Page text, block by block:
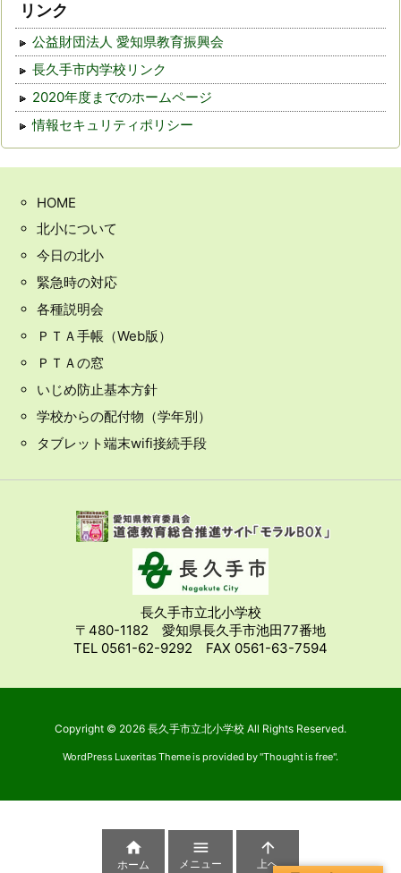
リンク
公益財団法人 愛知県教育振興会
長久手市内学校リンク
2020年度までのホームページ
情報セキュリティポリシー
HOME
北小について
今日の北小
緊急時の対応
各種説明会
ＰＴＡ手帳（Web版）
ＰＴＡの窓
いじめ防止基本方針
学校からの配付物（学年別）
タブレット端末wifi接続手段
長久手市立北小学校
〒480-1182 愛知県長久手市池田77番地
TEL 0561-62-9292 FAX 0561-63-7594
Copyright © 2026 長久手市立北小学校 All Rights Reserved.
WordPress Luxeritas Theme is provided by "Thought is free".

ホーム

メニュー

上へ